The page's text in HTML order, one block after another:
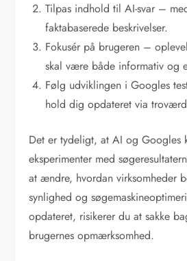
Tilpas indhold til AI-svar –
faktabaserede beskrivelser.
Fokusér på brugeren –
skal være både informativ og
Følg udviklingen i Googles
hold dig opdateret via
Det er tydeligt, at AI og Googles
eksperimenter med
at ændre, hvordan virksomheder
synlighed og
opdateret, risikerer du at sakke
brugernes opmærksomhed.